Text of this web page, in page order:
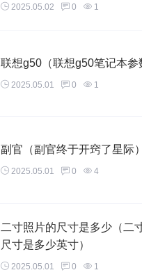
2025.05.02 0 1
联想g50（联想g50笔记本参
2025.05.01 0 1
副官（副官终于开窍了星际）
2025.05.01 0 4
二寸照片的尺寸是多少（二
尺寸是多少英寸）
2025.05.01 0 1